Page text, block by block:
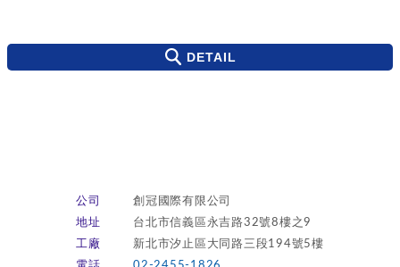
DETAIL
公司
創冠國際有限公司
地址
台北市信義區永吉路32號8樓之9
工廠
新北市汐止區大同路三段194號5樓